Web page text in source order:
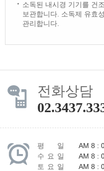
소독된 내시경 기기를 건
보관합니다. 소독제 유효
관리합니다.
전화상담
평 일
AM 8 :
수 요 일
AM 8 :
토 요 일
AM 8 :